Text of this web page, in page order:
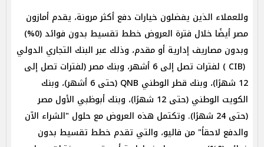
وللعملاء الذين يفضلون خيارات دفع أكثر مرونة، يقدم أمازون
مصر أيضًا خلال فترة العروض خطط تقسيط بدون فوائد (0%)
وبدون مصاريف إدارية أو مقدم، وذلك عبر البنك التجاري الدولي
(CIB ) لفترات تصل إلى 6 أشهر، وبنك مصر (لفترات تصل إلى
12 شهرًا)، وبنك قطر الوطني QNB (حتى 6 أشهر)، وبنك
الكويت الوطني (حتى 12 شهرًا)، وبنك أبوظبي الأول مصر
(حتى 24 شهرًا). وتكتمل هذه العروض مع حلول "الشراء الآن
والدفع لاحقاً" من فاليو، والتي تقدم خطط تقسيط بدون